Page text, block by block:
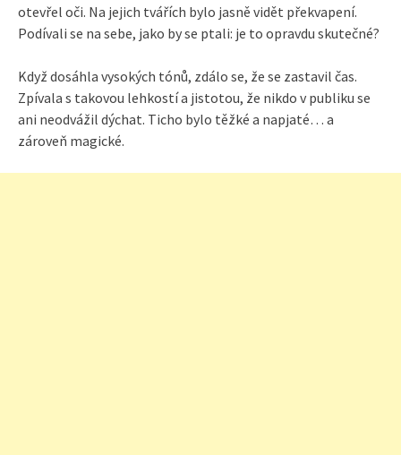
otevřel oči. Na jejich tvářích bylo jasně vidět překvapení.
Podívali se na sebe, jako by se ptali: je to opravdu skutečné?
Když dosáhla vysokých tónů, zdálo se, že se zastavil čas.
Zpívala s takovou lehkostí a jistotou, že nikdo v publiku se
ani neodvážil dýchat. Ticho bylo těžké a napjaté… a
zároveň magické.